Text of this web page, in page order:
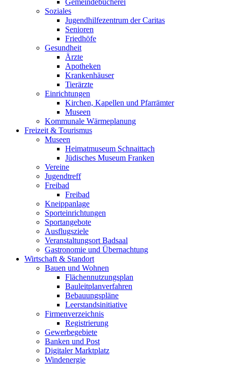
Gemeindebücherei
Soziales
Jugendhilfezentrum der Caritas
Senioren
Friedhöfe
Gesundheit
Ärzte
Apotheken
Krankenhäuser
Tierärzte
Einrichtungen
Kirchen, Kapellen und Pfarrämter
Museen
Kommunale Wärmeplanung
Freizeit & Tourismus
Museen
Heimatmuseum Schnaittach
Jüdisches Museum Franken
Vereine
Jugendtreff
Freibad
Freibad
Kneippanlage
Sporteinrichtungen
Sportangebote
Ausflugsziele
Veranstaltungsort Badsaal
Gastronomie und Übernachtung
Wirtschaft & Standort
Bauen und Wohnen
Flächennutzungsplan
Bauleitplanverfahren
Bebauungspläne
Leerstandsinitiative
Firmenverzeichnis
Registrierung
Gewerbegebiete
Banken und Post
Digitaler Marktplatz
Windenergie